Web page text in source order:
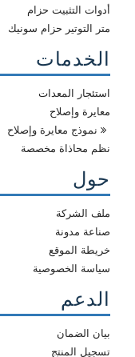
أدوات التثبيت حزام
متر التوتير حزام سونيك
الخدمات
استئجار المعدات
معايرة وإصلاح
نموذج معايرة وإصلاح
نظم محاذاة مخصصة
حول
ملف الشركة
صناعة مدونة
خريطة الموقع
سياسة الخصوصية
الدعم
بيان الضمان
تسجيل المنتج